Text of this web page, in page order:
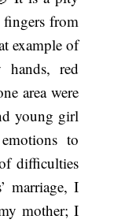
from
example of
hands, red
area were
young girl
to
difficulties
marriage, I
mother; I